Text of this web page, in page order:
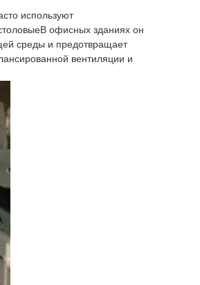
используют
офисных зданиях он
среды и предотвращает
вентиляции и